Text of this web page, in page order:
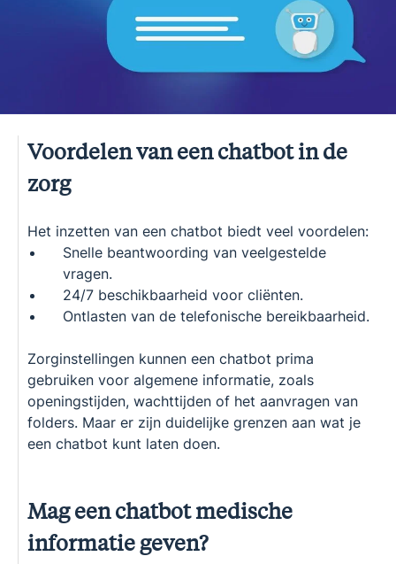
Voordelen van een chatbot in de
zorg
Het inzetten van een chatbot biedt veel voordelen:
Snelle beantwoording van veelgestelde
vragen.
24/7 beschikbaarheid voor cliënten.
Ontlasten van de telefonische bereikbaarheid.
Zorginstellingen kunnen een chatbot prima
gebruiken voor algemene informatie, zoals
openingstijden, wachttijden of het aanvragen van
folders. Maar er zijn duidelijke grenzen aan wat je
een chatbot kunt laten doen.
Mag een chatbot medische
informatie geven?